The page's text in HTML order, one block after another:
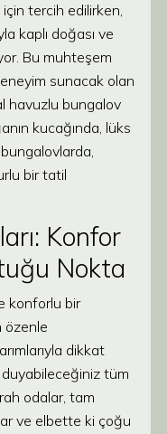
için tercih edilirken,
kaplı doğası ve
Bu muhteşem
sunacak olan
havuzlu bungalov
kucağında, lüks
bir tatil
Konfor
Nokta
konforlu bir
özenle
dikkat
duyabileceğiniz tüm
odalar, tam
ve elbette ki çoğu